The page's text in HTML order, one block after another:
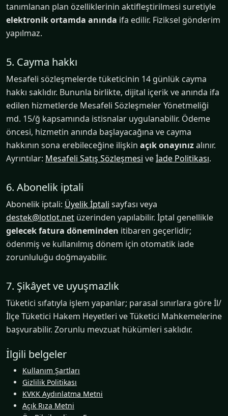
tanımlanan plan özelliklerinin aktifleştirilmesi suretiyle
elektronik ortamda anında ifa edilir. Fiziksel gönderim
yapılmaz.
5. Cayma hakkı
Mesafeli sözleşmelerde tüketicinin 14 günlük cayma
hakkı saklıdır. Bununla birlikte, dijital içerik ve anında ifa
edilen hizmetlerde Mesafeli Sözleşmeler Yönetmeliği
md. 15/ğ kapsamında istisnalar uygulanabilir. Ödeme
öncesi, hizmetin anında başlayacağına ve cayma
hakkının sona erebileceğine ilişkin açık onayınızalınır.
Ayrıntılar: Mesafeli Satış Sözleşmesi veİade Politikası.
6. Abonelik iptali
Abonelik iptali: Üyelik İptali sayfası veya
destek@lotlot.net üzerinden yapılabilir. İptal genellikle
gelecek fatura döneminden itibaren geçerlidir;
ödenmiş ve kullanılmış dönem için otomatik iade
zorunluluğu doğmayabilir.
7. Şikâyet ve uyuşmazlık
Tüketici sıfatıyla işlem yapanlar; parasal sınırlara göre İl/
İlçe Tüketici Hakem Heyetleri ve Tüketici Mahkemelerine
başvurabilir. Zorunlu mevzuat hükümleri saklıdır.
İlgili belgeler
Kullanım Şartları
Gizlilik Politikası
KVKK Aydınlatma Metni
Açık Rıza Metni